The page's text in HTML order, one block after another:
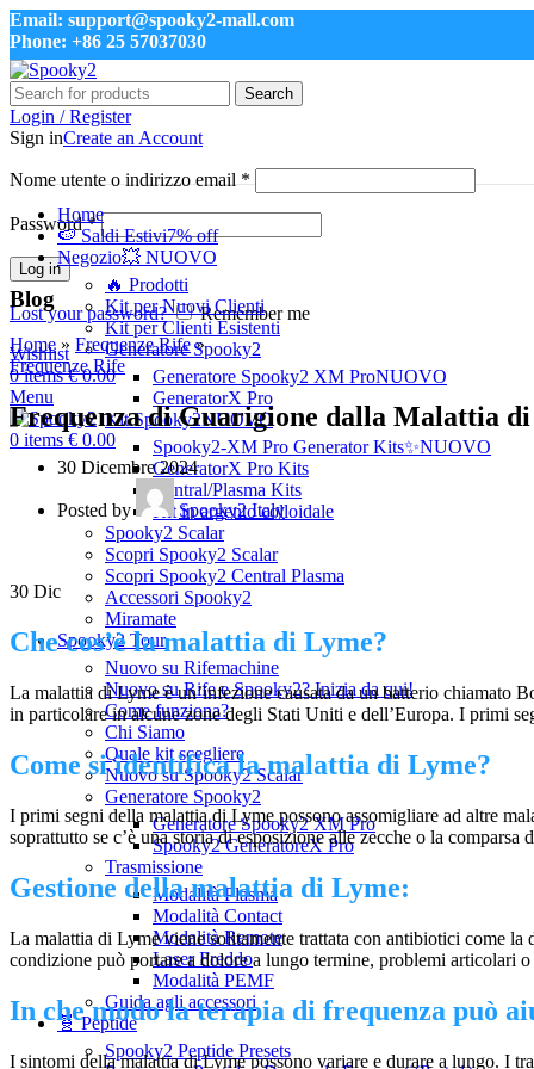
Email: support@spooky2-mall.com
Phone: +86 25 57037030
Search
Login / Register
Sign inCreate an Account
Nome utente o indirizzo email*
Password*
Log in
Lost your password?
Remember me
Wishlist
0items €0.00
Menu
0 items € 0.00
Home
🍉 Saldi Estivi7% off
Negozio💥 NUOVO
🔥 Prodotti
Kit per Nuovi Clienti
Kit per Clienti Esistenti
Generatore Spooky2
Generatore Spooky2 XM ProNUOVO
GeneratorX Pro
Kit Spooky2NUOVO
Spooky2-XM Pro Generator Kits✨NUOVO
GeneratorX Pro Kits
Central/Plasma Kits
Kit in argento colloidale
Spooky2 Scalar
Scopri Spooky2 Scalar
Scopri Spooky2 Central Plasma
Accessori Spooky2
Miramate
Spooky2 Tour
Nuovo su Rifemachine
Nuovo su Rife e Spooky2? Inizia da qui!
Come funziona?
Chi Siamo
Quale kit scegliere
Nuovo su Spooky2 Scalar
Generatore Spooky2
Generatore Spooky2 XM Pro
Spooky2 GeneratoreX Pro
Trasmissione
Modalità Plasma
Modalità Contact
Modalità Remote
Laser Freddo
Modalità PEMF
Guida agli accessori
🧬 Peptide
Spooky2 Peptide Presets
Blog
Home » Frequenze Rife»
Frequenze Rife
Frequenza di Guarigione dalla Malattia
30 Dicembre 2024
Posted by Spooky2 Italy
30 Dic
Che cos’è la malattia di Lyme?
La malattia di Lyme è un’infezione causata da un batterio chiamato
in particolare in alcune zone degli Stati Uniti e dell’Europa. I primi
Come si identifica la malattia di Lyme?
I primi segni della malattia di Lyme possono assomigliare ad altre
soprattutto se c’è una storia di esposizione alle zecche o la comparsa
Gestione della malattia di Lyme:
La malattia di Lyme viene solitamente trattata con antibiotici come
condizione può portare a dolore a lungo termine, problemi articolari
In che modo la terapia di frequenza può
I sintomi della malattia di Lyme possono variare e durare a lungo. I